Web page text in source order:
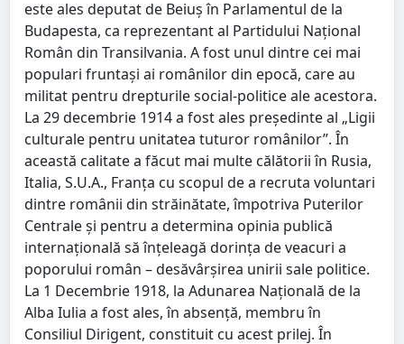
este ales deputat de Beiuş în Parlamentul de la
Budapesta, ca reprezentant al Partidului Naţional
Român din Transilvania. A fost unul dintre cei mai
populari fruntaşi ai românilor din epocă, care au
militat pentru drepturile social-politice ale acestora.
La 29 decembrie 1914 a fost ales preşedinte al „Ligii
culturale pentru unitatea tuturor românilor”. În
această calitate a făcut mai multe călătorii în Rusia,
Italia, S.U.A., Franţa cu scopul de a recruta voluntari
dintre românii din străinătate, împotriva Puterilor
Centrale şi pentru a determina opinia publică
internaţională să înţeleagă dorinţa de veacuri a
poporului român – desăvârşirea unirii sale politice.
La 1 Decembrie 1918, la Adunarea Naţională de la
Alba Iulia a fost ales, în absenţă, membru în
Consiliul Dirigent, constituit cu acest prilej. În